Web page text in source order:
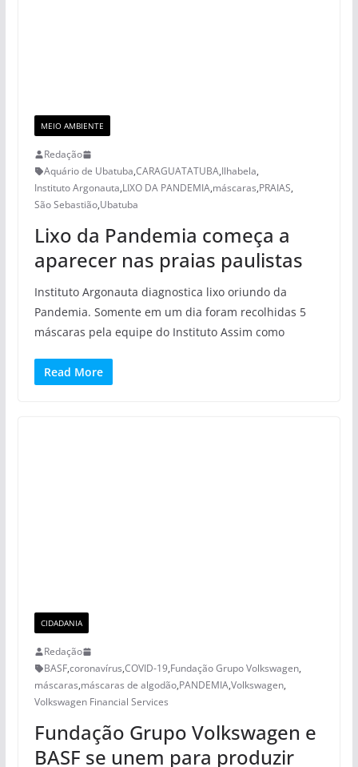
MEIO AMBIENTE
Redação
Aquário de Ubatuba,CARAGUATATUBA,Ilhabela,
Instituto Argonauta,LIXO DA PANDEMIA,máscaras,PRAIAS,
São Sebastião,Ubatuba
Lixo da Pandemia começa a
aparecer nas praias paulistas
Instituto Argonauta diagnostica lixo oriundo da
Pandemia. Somente em um dia foram recolhidas 5
máscaras pela equipe do Instituto Assim como
Read More
CIDADANIA
Redação
BASF,coronavírus,COVID-19,Fundação Grupo Volkswagen,
máscaras,máscaras de algodão,PANDEMIA,Volkswagen,
Volkswagen Financial Services
Fundação Grupo Volkswagen e
BASF se unem para produzir